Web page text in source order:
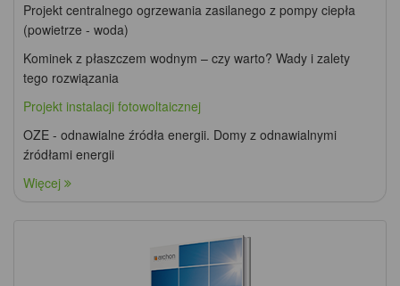
Projekt centralnego ogrzewania zasilanego z pompy ciepła
(powietrze - woda)
Kominek z płaszczem wodnym – czy warto? Wady i zalety
tego rozwiązania
Projekt instalacji fotowoltaicznej
OZE - odnawialne źródła energii. Domy z odnawialnymi
źródłami energii
Więcej